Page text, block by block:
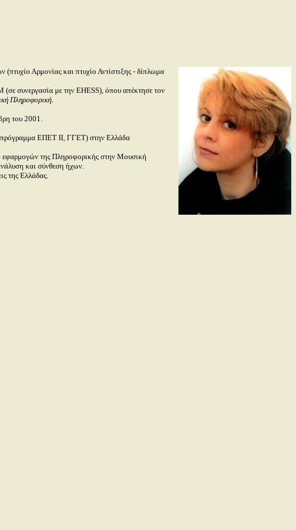
Αρμονίας και πτυχίο Αντίστιξης - δίπλωμα
(σε συνεργασία με την EHESS), όπου απέκτησε τον
Πληροφορική.
του 2001.
(πρόγραμμα EΠET II, ΓΓET) στην Eλλάδα
εφαρμογών της Πληροφορικής στην Mουσική
και σύνθεση ήχων.
της Eλλάδας.